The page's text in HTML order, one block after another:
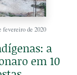
fevereiro de 2020
a
em 10